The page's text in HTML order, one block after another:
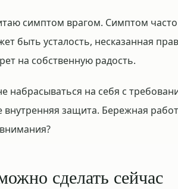
симптом врагом. Симптом
быть усталость, несказанная
на собственную радость.
набрасываться на себя с
внутренняя защита. Бережная
сделать сейчас